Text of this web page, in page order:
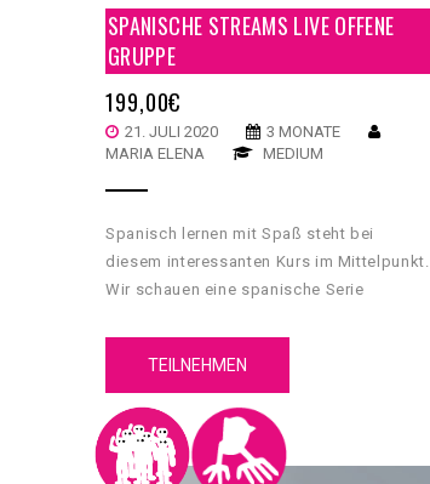
SPANISCHE STREAMS LIVE OFFENE
GRUPPE
199,00€
21. JULI 2020
3 MONATE
MARIA ELENA
MEDIUM
Spanisch lernen mit Spaß steht bei
diesem interessanten Kurs im Mittelpunkt.
Wir schauen eine spanische Serie
TEILNEHMEN